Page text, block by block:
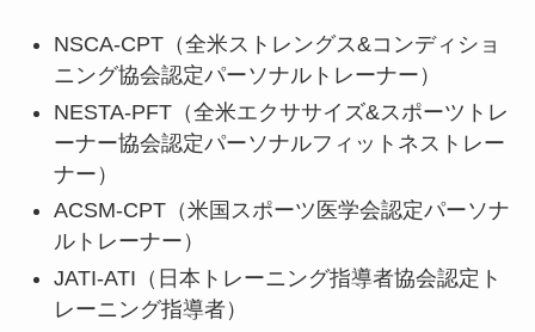
NSCA-CPT（全米ストレングス&コンディショ
ニング協会認定パーソナルトレーナー）
NESTA-PFT（全米エクササイズ&スポーツトレ
ーナー協会認定パーソナルフィットネストレー
ナー）
ACSM-CPT（米国スポーツ医学会認定パーソナ
ルトレーナー）
JATI-ATI（日本トレーニング指導者協会認定ト
レーニング指導者）